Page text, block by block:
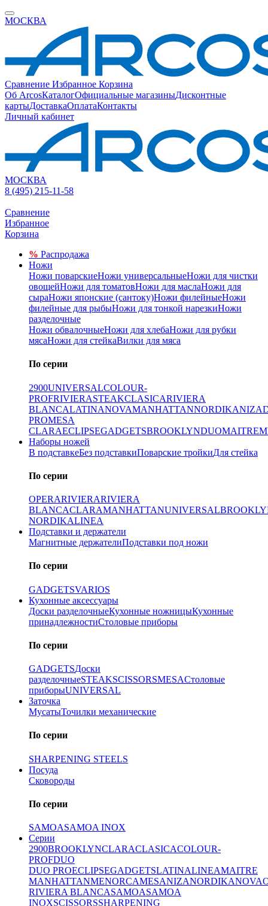
МОСКВА
Сравнение Избранное Корзина
Об ArcosКаталогОфициальные магазиныДисконтные
картыДоставкаОплатаКонтакты
Личный кабинет
МОСКВА
8 (495) 215-11-58
Сравнение
Избранное
Корзина
% Распродажа
Ножи
Ножи поварскиеНожи универсальныеНожи для чистки
овощейНожи для томатовНожи для маслаНожи для
сыраНожи японские (сантоку)Ножи филейныеНожи
филейные для рыбыНожи для тонкой нарезкиНожи
разделочные
Ножи обвалочныеНожи для хлебаНожи для рубки
мясаНожи для стейкаВилки для мяса
По серии
2900UNIVERSALCOLOUR-
PROFRIVIERASTEAKCLASICARIVIERA
BLANCALATINANOVAMANHATTANNORDIKANIZA
PROMESA
CLARAECLIPSEGADGETSBROOKLYNDUOMAITRE
Наборы ножей
В подставкеБез подставкиПоварские тройкиДля стейка
По серии
OPERARIVIERARIVIERA
BLANCACLARAMANHATTANUNIVERSAL
NORDIKALINEA
Подставки и держатели
Магнитные держателиПодставки под ножи
По серии
GADGETSVARIOS
Кухонные аксессуары
Доски разделочныеКухонные ножницыКухонные
принадлежностиСтоловые приборы
По серии
GADGETSДоски
разделочныеSTEAKSCISSORSMESAСтоловые
приборыUNIVERSAL
Заточка
МусатыТочилки механические
По серии
SHARPENING STEELS
Посуда
Сковороды
По серии
SAMOASAMOA INOX
Серии
2900BROOKLYNCLARACLASICACOLOUR-
PROFDUO
DUO PROECLIPSEGADGETSLATINALINEAMAITRE
MANHATTANMENORCAMESANIZANORDIKANOVA
RIVIERA BLANCASAMOASAMOA
INOXSCISSORSSHARPENING